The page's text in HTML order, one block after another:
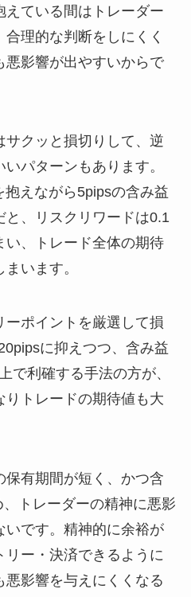
ている間はトレーダー
理的な判断をしにくく
悪影響が出やすいからで
サクッと損切りして、逆
パターンもあります。
えながら5pipsの含み益
と、リスクリワードは0.1
い、トレード全体の期待
います。
ーポイントを厳選して損
に抑えつつ、含み益
で利確する手法の方が、
りトレードの期待値も大
保有期間が短く、かつ含
トレーダーの精神に悪影
いです。精神的に余裕が
リー・決済できるように
影響を与えにくくなる